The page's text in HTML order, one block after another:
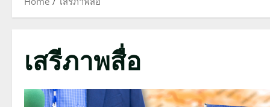
เสรีภาพสื่อ